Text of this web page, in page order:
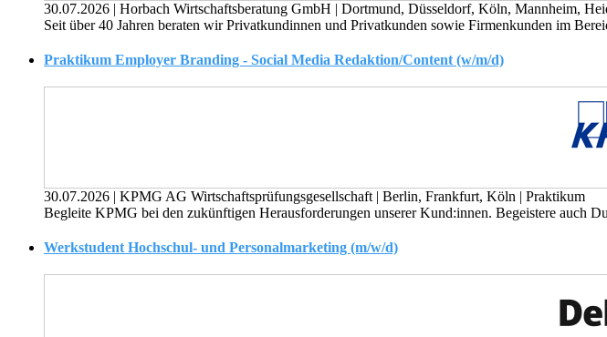
30.07.2026 | Horbach Wirtschaftsberatung GmbH | Dortmund, Düsseldorf, Köln, Mannheim,
Seit über 40 Jahren beraten wir Privatkundinnen und Privatkunden sowie Firmenkunden im
Praktikum Employer Branding - Social Media Redaktion/Content (w/m/d)
30.07.2026 | KPMG AG Wirtschaftsprüfungsgesellschaft | Berlin, Frankfurt, Köln | Praktikum
Begleite KPMG bei den zukünftigen Herausforderungen unserer Kund:innen. Begeistere auch
Werkstudent Hochschul- und Personalmarketing (m/w/d)